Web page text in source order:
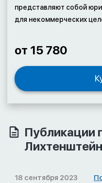
представляют собой
для некоммерческих
от 15 780
Публикации
Лихтенштейн
18 сентября 2023